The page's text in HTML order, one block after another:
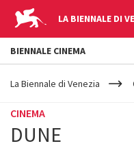
LA BIENNALE DI
YOUR
ARE
La Biennale di Venezia
CINEMA
DUNE
BIENNALE CINEMA